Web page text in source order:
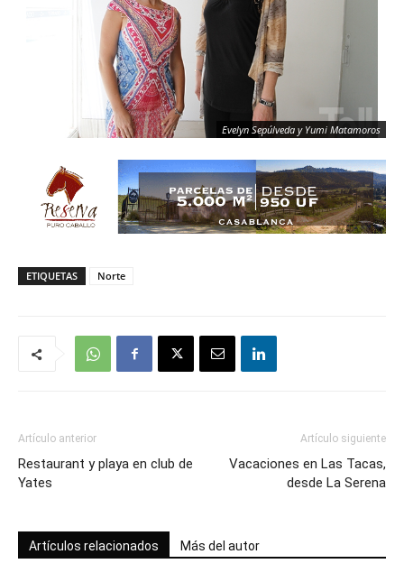
Evelyn Sepúlveda y Yumi Matamoros
ETIQUETAS Norte
Artículo anterior
Restaurant y playa en club de
Yates
Artículo siguiente
Vacaciones en Las Tacas,
desde La Serena
Artículos relacionados Más del autor